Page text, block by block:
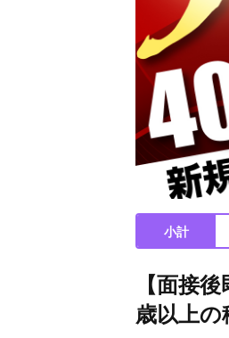
小計
【面接
歳以上の